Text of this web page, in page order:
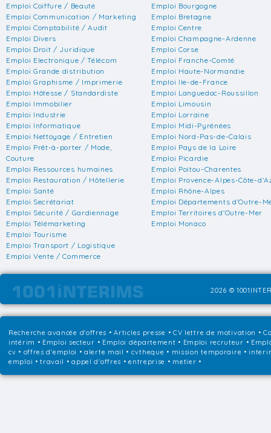
Emploi Coiffure / Beauté
Emploi Communication / Marketing
Emploi Comptabilité / Audit
Emploi Divers
Emploi Droit / Juridique
Emploi Electronique / Télécom
Emploi Grande distribution
Emploi Graphisme / Imprimerie
Emploi Hôtesse / Standardiste
Emploi Immobilier
Emploi Industrie
Emploi Informatique
Emploi Nettoyage / Entretien
Emploi Prêt-à-porter / Mode,
Couture
Emploi Ressources humaines
Emploi Restauration / Hôtellerie
Emploi Santé
Emploi Secrétariat
Emploi Sécurité / Gardiennage
Emploi Télémarketing
Emploi Tourisme
Emploi Transport / Logistique
Emploi Vente / Commerce
Emploi Bourgogne
Emploi Bretagne
Emploi Centre
Emploi Champagne-Ardenne
Emploi Corse
Emploi Franche-Comté
Emploi Haute-Normandie
Emploi Ile-de-France
Emploi Languedoc-Roussillon
Emploi Limousin
Emploi Lorraine
Emploi Midi-Pyrénées
Emploi Nord-Pas-de-Calais
Emploi Pays de la Loire
Emploi Picardie
Emploi Poitou-Charentes
Emploi Provence-Alpes-Côte-
Emploi Rhône-Alpes
Emploi Départements d'Outre-
Emploi Territoires d'Outre-Mer
Emploi Monaco
2026 ©
Recherche avancée d'offres •Articles presse • CV lettre de motivation •
intérim • Emploi secteur • Emploi département • Emploi recruteur •
cv • offres d'emploi • alerte mail • cvtheque • mission temporaire •
emploi • travail • appel d'offres • entreprise • metier •